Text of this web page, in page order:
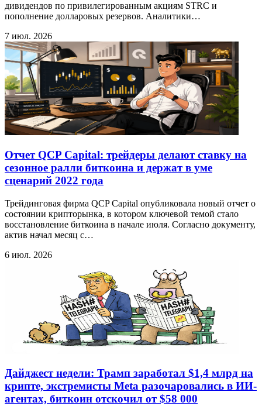
дивидендов по привилегированным акциям STRC и
пополнение долларовых резервов. Аналитики…
7 июл. 2026
Отчет QCP Capital: трейдеры делают ставку на
сезонное ралли биткоина и держат в уме
сценарий 2022 года
Трейдинговая фирма QCP Capital опубликовала новый отчет о
состоянии крипторынка, в котором ключевой темой стало
восстановление биткоина в начале июля. Согласно документу,
актив начал месяц с…
6 июл. 2026
Дайджест недели: Трамп заработал $1,4 млрд на
крипте, экстремисты Meta разочаровались в ИИ-
агентах, биткоин отскочил от $58 000